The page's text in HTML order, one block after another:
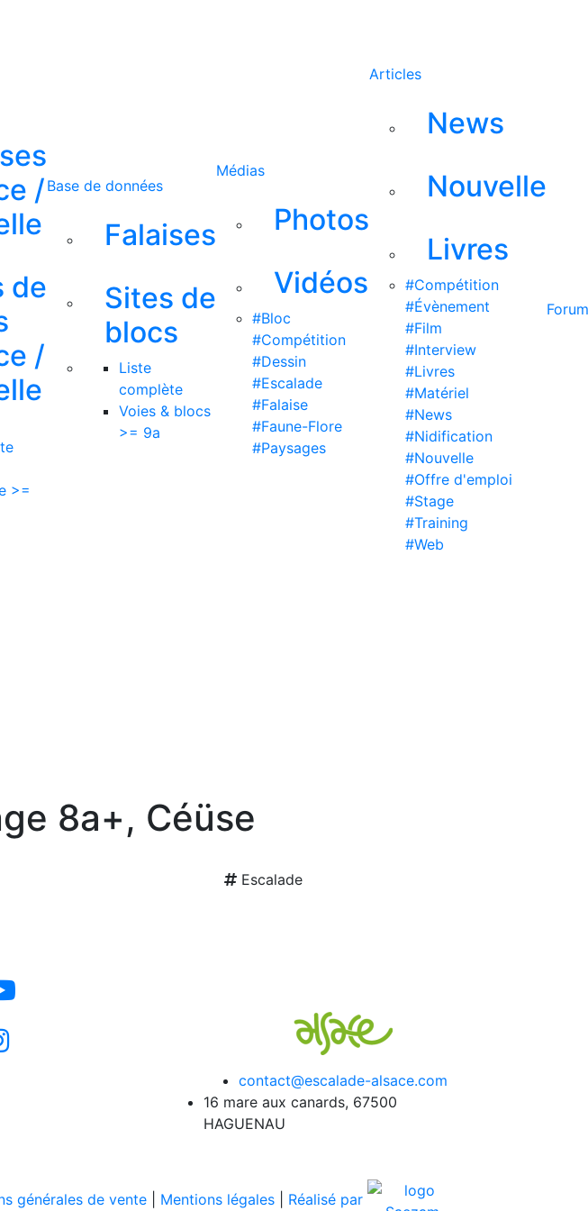
/
de
/
>=
Base de données
Falaises
Sites de
blocs
Liste
complète
Voies & blocs
>= 9a
Médias
Photos
Vidéos
#Bloc
#Compétition
#Dessin
#Escalade
#Falaise
#Faune-Flore
#Paysages
Articles
News
Nouvelle
Livres
#Compétition
#Évènement
#Film
#Interview
#Livres
#Matériel
#News
#Nidification
#Nouvelle
#Offre d'emploi
#Stage
#Training
#Web
Forum
8a+, Céüse
Escalade
contact@escalade-alsace.com
16 mare aux canards, 67500
HAGUENAU
générales de vente Mentions légales Réalisé par